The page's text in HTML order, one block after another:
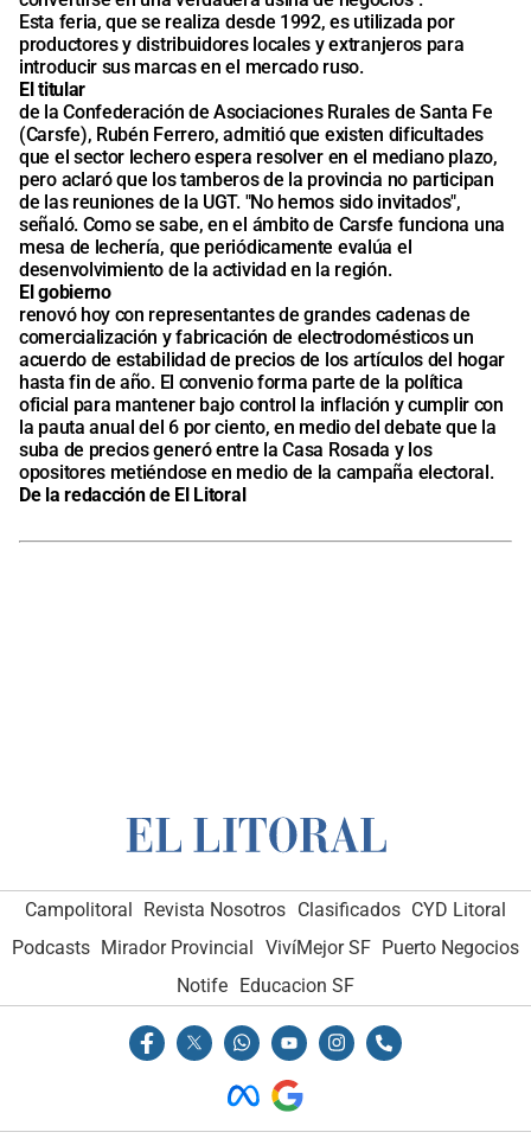
Esta feria, que se realiza desde 1992, es utilizada por
productores y distribuidores locales y extranjeros para
introducir sus marcas en el mercado ruso.
El titular
de la Confederación de Asociaciones Rurales de Santa Fe
(Carsfe), Rubén Ferrero, admitió que existen dificultades
que el sector lechero espera resolver en el mediano plazo,
pero aclaró que los tamberos de la provincia no participan
de las reuniones de la UGT. "No hemos sido invitados",
señaló. Como se sabe, en el ámbito de Carsfe funciona una
mesa de lechería, que periódicamente evalúa el
desenvolvimiento de la actividad en la región.
El gobierno
renovó hoy con representantes de grandes cadenas de
comercialización y fabricación de electrodomésticos un
acuerdo de estabilidad de precios de los artículos del hogar
hasta fin de año. El convenio forma parte de la política
oficial para mantener bajo control la inflación y cumplir con
la pauta anual del 6 por ciento, en medio del debate que la
suba de precios generó entre la Casa Rosada y los
opositores metiéndose en medio de la campaña electoral.
De la redacción de El Litoral
Campolitoral Revista Nosotros Clasificados CYD Litoral
Podcasts Mirador Provincial VivíMejor SF Puerto Negocios
Notife Educacion SF
Campolitoral Revista Nosotros Clasificados CYD Litoral
Podcasts Mirador Provincial VivíMejor SF Puerto Negocios
Notife Educacion SF